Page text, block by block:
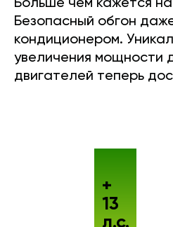
Больше чем кажется на
Безопасный обгон
кондиционером.
увеличения мощности
двигателей теперь
+
13
л.с.